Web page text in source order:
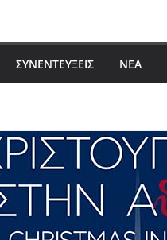
ΣΥΝΕΝΤΕΥΞΕΙΣ ΝΈΑ